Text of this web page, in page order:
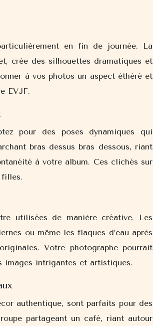
en fin de journée. La
crée des silhouettes dramatiques et
à vos photos un aspect éthéré et
EVJF.
pour des poses dynamiques qui
bras dessus bras dessous, riant
à votre album. Ces clichés sur
utilisées de manière créative. Les
ou même les flaques d’eau après
Votre photographe pourrait
images intrigantes et artistiques.
authentique, sont parfaits pour des
partageant un café, riant autour